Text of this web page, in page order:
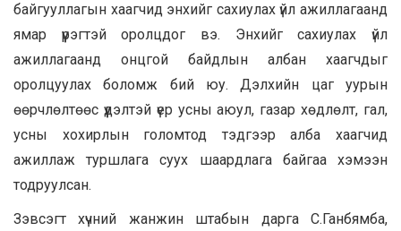
байгууллагын хаагчид энхийг сахиулах үйл ажиллагаанд
ямар үүрэгтэй оролцдог вэ. Энхийг сахиулах үйл
ажиллагаанд онцгой байдлын албан хаагчдыг
оролцуулах боломж бий юу. Дэлхийн цаг уурын
өөрчлөлтөөс үүдэлтэй үер усны аюул, газар хөдлөлт, гал,
усны хохирлын голомтод тэдгээр алба хаагчид
ажиллаж туршлага суух шаардлага байгаа хэмээн
тодруулсан.
Зэвсэгт хүчний жанжин штабын дарга С.Ганбямба,